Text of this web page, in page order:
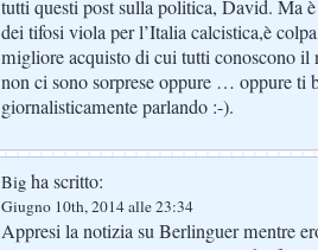
tutti questi post sulla politica, David. Ma
dei tifosi viola per l’Italia calcistica,è
migliore acquisto di cui tutti conoscono
non ci sono sorprese oppure … oppure ti
giornalisticamente parlando :-).
Big ha scritto:
Giugno 10th, 2014 alle 23:34
Appresi la notizia su Berlinguer mentre